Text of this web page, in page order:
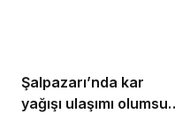
Şalpazarı’nda kar
yağışı ulaşımı olumsuz